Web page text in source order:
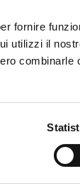
fornire
utilizzi il